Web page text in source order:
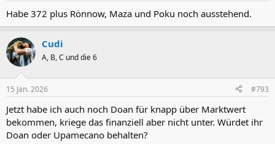
Habe 372 plus Rönnow, Maza und Poku noch ausstehend.
Cudi
A, B, C und die 6
15 Jan. 2026 #793
Jetzt habe ich auch noch Doan für knapp über Marktwert
bekommen, kriege das finanziell aber nicht unter. Würdet ihr
Doan oder Upamecano behalten?